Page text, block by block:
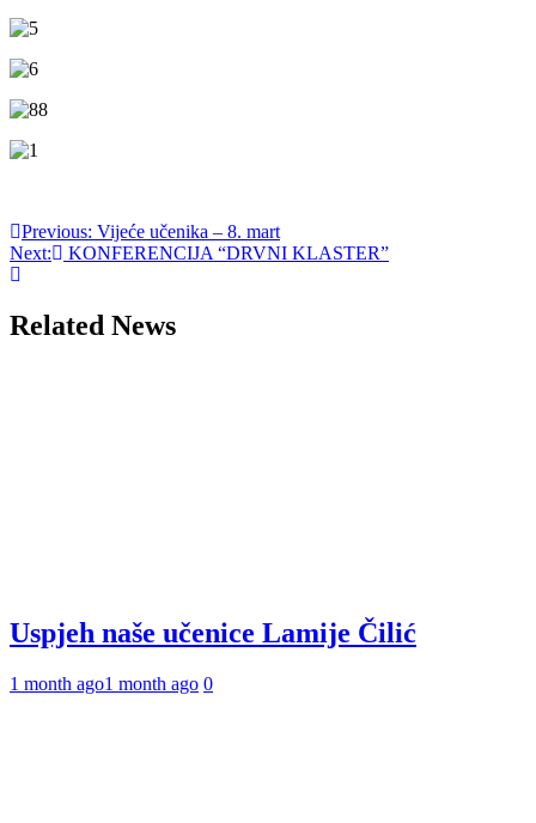
Post
navigation
Previous: Vijeće učenika – 8. mart
Next:
KONFERENCIJA “DRVNI KLASTER”
Related News
Uspjeh naše učenice Lamije Čilić
1 month ago1 month ago 0